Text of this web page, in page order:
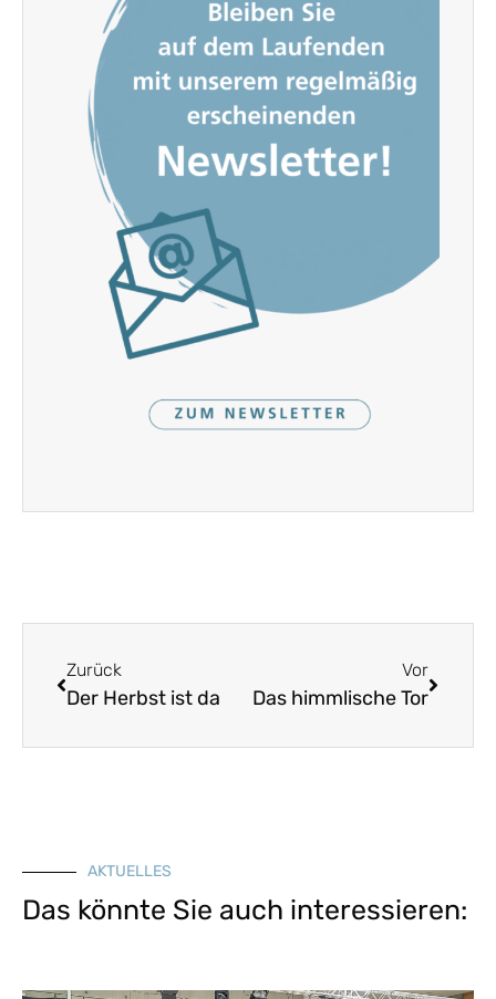
Zurück
Der Herbst ist da
Vor
Das himmlische Tor
AKTUELLES
Das könnte Sie auch interessieren: